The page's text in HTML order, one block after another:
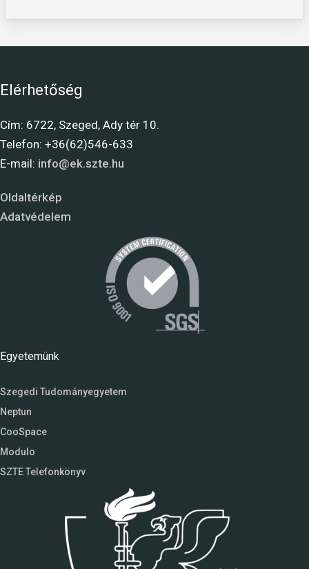
Elérhetőség
Cím: 6722, Szeged, Ady tér 10.
Telefon: +36(62)546-633
E-mail: info@ek.szte.hu
Oldaltérkép
Adatvédelem
Egyetemünk
Szegedi Tudományegyetem
Neptun
CooSpace
Modulo
SZTE Telefonkönyv